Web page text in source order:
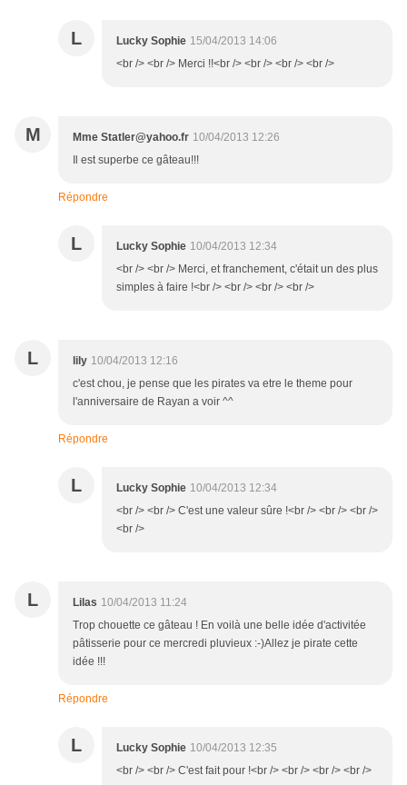
L Lucky Sophie 15/04/2013 14:06
<br /> <br /> Merci !!<br /> <br /> <br /> <br />
M Mme Statler@yahoo.fr 10/04/2013 12:26
Il est superbe ce gâteau!!!
Répondre
L Lucky Sophie 10/04/2013 12:34
<br /> <br /> Merci, et franchement, c'était un des plus
simples à faire !<br /> <br /> <br /> <br />
L lily 10/04/2013 12:16
c'est chou, je pense que les pirates va etre le theme pour
l'anniversaire de Rayan a voir ^^
Répondre
L Lucky Sophie 10/04/2013 12:34
<br /> <br /> C'est une valeur sûre !<br /> <br /> <br />
<br />
L Lilas 10/04/2013 11:24
Trop chouette ce gâteau ! En voilà une belle idée d'activitée
pâtisserie pour ce mercredi pluvieux :-)Allez je pirate cette
idée !!!
Répondre
L Lucky Sophie 10/04/2013 12:35
<br /> <br /> C'est fait pour !<br /> <br /> <br /> <br />